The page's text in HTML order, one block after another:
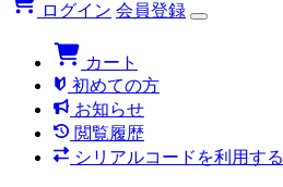
ログイン 会員登録
カート
初めての方
お知らせ
閲覧履歴
シリアルコードを利用する